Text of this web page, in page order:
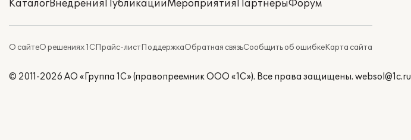
КаталогВнедренияПубликацииМероприятияПартнерыФорум
О сайтеО решениях 1СПрайс-листПоддержкаОбратная связьСообщить об ошибкеКарта сайта
© 2011-2026 АО «Группа 1С» (правопреемник ООО «1С»). Все права защищены. websol@1c.ru